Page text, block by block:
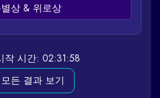
상 & 위로상
작 시간: 02:31:58
모든 결과 보기